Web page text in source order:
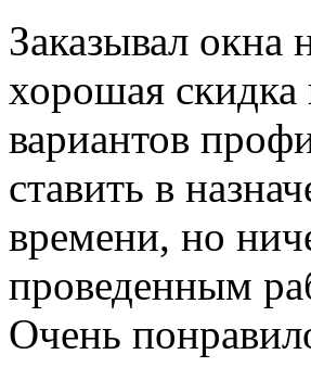
Заказывал окна
хорошая
вариантов
ставить в
времени, но
проведенным
Очень